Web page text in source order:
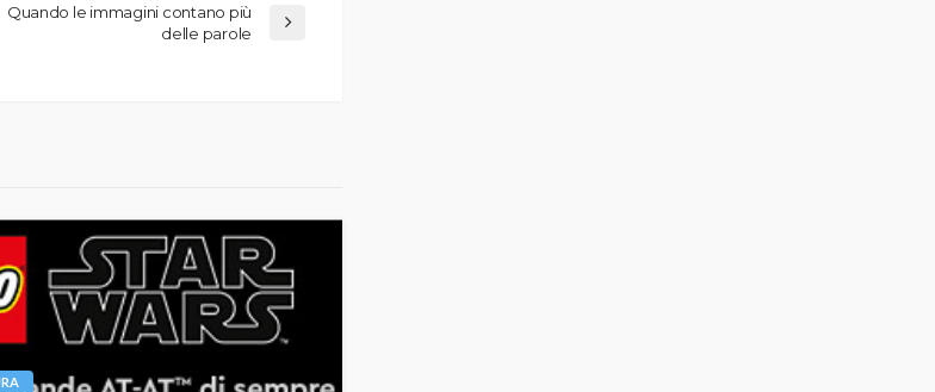
Quando le immagini contano più
delle parole